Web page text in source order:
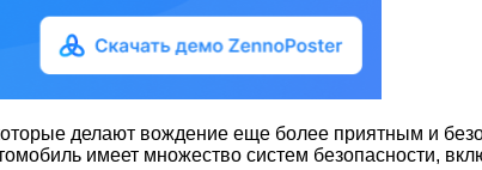
делают вождение еще более приятным и
имеет множество систем безопасности,